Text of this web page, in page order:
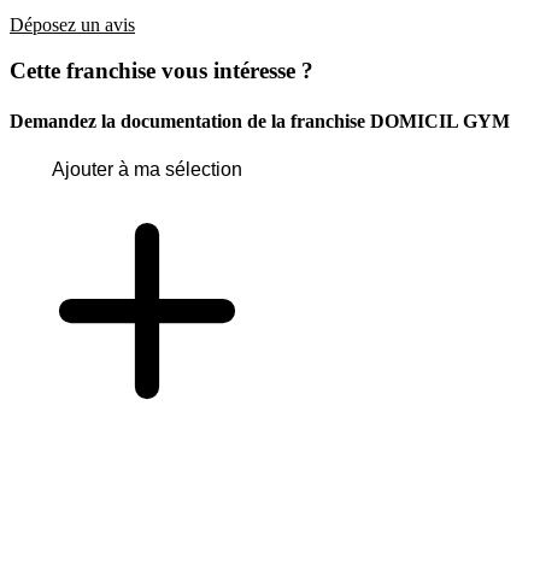
Déposez un avis
Cette franchise vous intéresse ?
Demandez la documentation de la franchise DOMICIL GYM
Ajouter à ma sélection